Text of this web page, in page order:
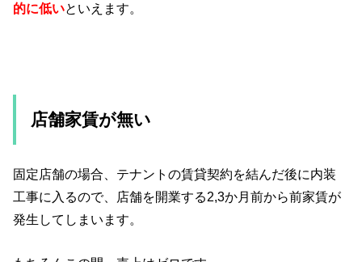
的に低いといえます。
店舗家賃が無い
固定店舗の場合、テナントの賃貸契約を結んだ後に内装
工事に入るので、店舗を開業する2,3か月前から前家賃が
発生してしまいます。